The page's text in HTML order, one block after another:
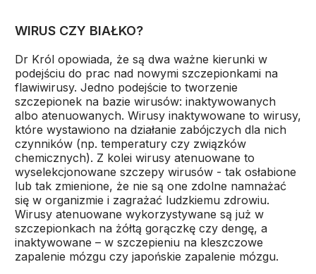
WIRUS CZY BIAŁKO?
Dr Król opowiada, że są dwa ważne kierunki w
podejściu do prac nad nowymi szczepionkami na
flawiwirusy. Jedno podejście to tworzenie
szczepionek na bazie wirusów: inaktywowanych
albo atenuowanych. Wirusy inaktywowane to wirusy,
które wystawiono na działanie zabójczych dla nich
czynników (np. temperatury czy związków
chemicznych). Z kolei wirusy atenuowane to
wyselekcjonowane szczepy wirusów - tak osłabione
lub tak zmienione, że nie są one zdolne namnażać
się w organizmie i zagrażać ludzkiemu zdrowiu.
Wirusy atenuowane wykorzystywane są już w
szczepionkach na żółtą gorączkę czy dengę, a
inaktywowane – w szczepieniu na kleszczowe
zapalenie mózgu czy japońskie zapalenie mózgu.